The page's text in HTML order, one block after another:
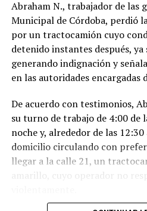
Abraham N., trabajador de las
Municipal de Córdoba, perdió
por un tractocamión cuyo
detenido instantes después,
generando indignación y
en las autoridades encargadas
De acuerdo con testimonios,
su turno de trabajo de 4:00 de
noche y, alrededor de las
domicilio circulando con
llegar a la calle 21, un
amarillo, cuyo operador no